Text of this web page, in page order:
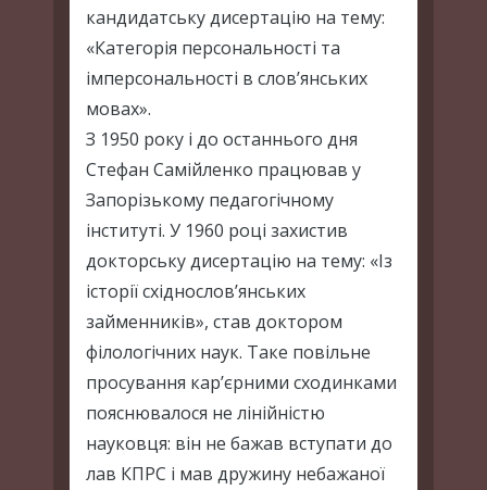
кандидатську дисертацію на тему:
«Категорія персональності та
імперсональності в слов’янських
мовах».
З 1950 року і до останнього дня
Стефан Самійленко працював у
Запорізькому педагогічному
інституті. У 1960 році захистив
докторську дисертацію на тему: «Із
історії східнослов’янських
займенників», став доктором
філологічних наук. Таке повільне
просування кар’єрними сходинками
пояснювалося не лінійністю
науковця: він не бажав вступати до
лав КПРС і мав дружину небажаної